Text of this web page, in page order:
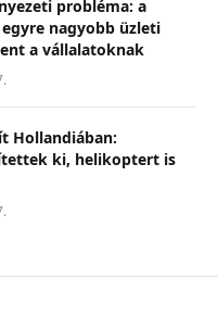
probléma: a
nagyobb üzleti
a vállalatoknak
Hollandiában:
ki, helikoptert is